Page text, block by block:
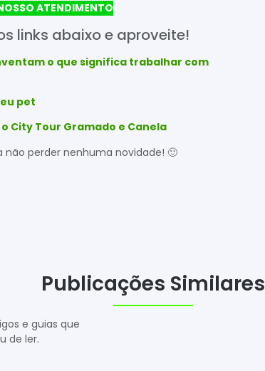
ATENDIMENTO
links abaixo e aproveite!
o que significa trabalhar com
pet
City Tour Gramado e Canela
não perder nenhuma novidade! 🙂
Publicações Similares
e guias que
de ler.